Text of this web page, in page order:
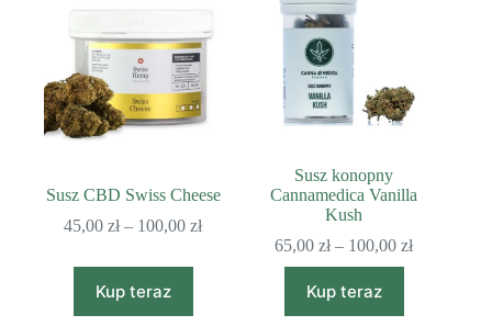
Susz CBD Swiss Cheese
45,00zł – 100,00złZakres
Kup teraz
produkt
ma
Susz konopny
Cannamedica Vanilla
Kush
65,00zł – 100,00złZakres
Kup teraz
produkt
ma